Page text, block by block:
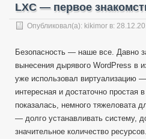
LXC — первое
Опубликовал(а): kikimor в:
Безопасность — наше все. Давно
вынесения дырявого WordPress в
уже использовал виртуализацию
интересная и достаточно простая
показалась, немного тяжеловата
— долго устанавливать систему,
значительное количество